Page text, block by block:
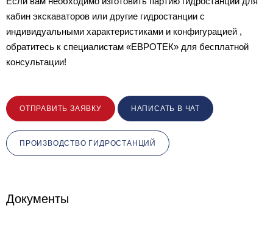
кабин экскаваторов или другие гидростанции с
индивидуальными характеристиками и конфигурацией ,
обратитесь к специалистам «ЕВРОТЕК» для бесплатной
консультации!
ОТПРАВИТЬ ЗАЯВКУ НАПИСАТЬ В ЧАТ
ПРОИЗВОДСТВО ГИДРОСТАНЦИЙ
Документы